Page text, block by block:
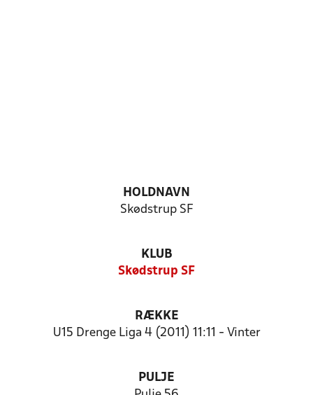
HOLDNAVN
Skødstrup SF
KLUB
Skødstrup SF
RÆKKE
U15 Drenge Liga 4 (2011) 11:11 - Vinter
PULJE